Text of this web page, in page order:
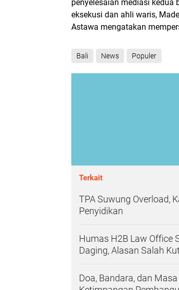
penyelesaian mediasi kedua
eksekusi dan ahli waris,
Astawa mengatakan
Bali News Populer
Terkait
TPA Suwung Overload,
Penyidikan
Humas H2B Law Office
Daging, Alasan Salah
Doa, Bandara, dan